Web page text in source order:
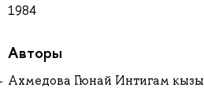
1984
Авторы
Ахмедова Гюнай Интигам кызы